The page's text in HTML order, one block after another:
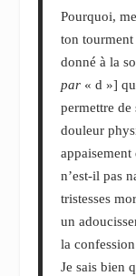
Pourquoi,
ton tourment
donné à la
par « d »]
permettre de
douleur
n’est-il pas
tristesses
un
la
Je sais bien